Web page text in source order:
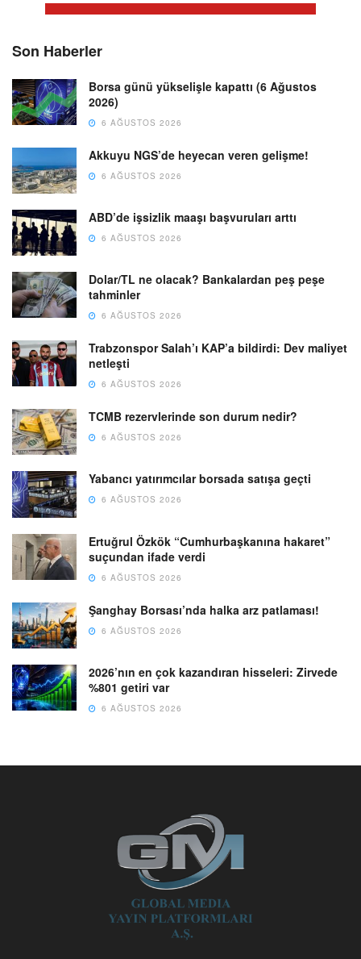
Son Haberler
Borsa günü yükselişle kapattı (6 Ağustos
2026)
6 AĞUSTOS 2026
Akkuyu NGS’de heyecan veren gelişme!
6 AĞUSTOS 2026
ABD’de işsizlik maaşı başvuruları arttı
6 AĞUSTOS 2026
Dolar/TL ne olacak? Bankalardan peş peşe
tahminler
6 AĞUSTOS 2026
Trabzonspor Salah’ı KAP’a bildirdi: Dev maliyet
netleşti
6 AĞUSTOS 2026
TCMB rezervlerinde son durum nedir?
6 AĞUSTOS 2026
Yabancı yatırımcılar borsada satışa geçti
6 AĞUSTOS 2026
Ertuğrul Özkök “Cumhurbaşkanına hakaret”
suçundan ifade verdi
6 AĞUSTOS 2026
Şanghay Borsası’nda halka arz patlaması!
6 AĞUSTOS 2026
2026’nın en çok kazandıran hisseleri: Zirvede
%801 getiri var
6 AĞUSTOS 2026